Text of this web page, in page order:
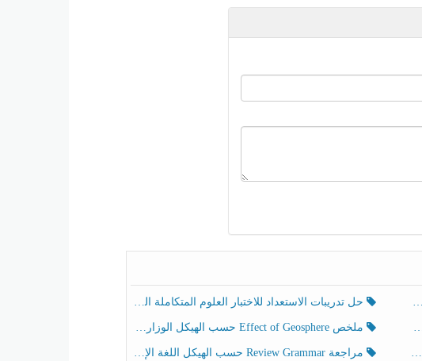
حل تدريبات الاستعداد للاختبار العلوم المتكاملة الصف الخامس عام الفصل الثالث
ملخص Effect of Geosphere حسب الهيكل الوزاري العلوم المتكاملة الصف الخامس انسبير الفصل الثالث
مراجعة Review Grammar حسب الهيكل اللغة الإنجليزية الصف الخامس الفصل الثالث